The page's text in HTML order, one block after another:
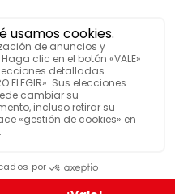
6 tazas
detalle
Grosche